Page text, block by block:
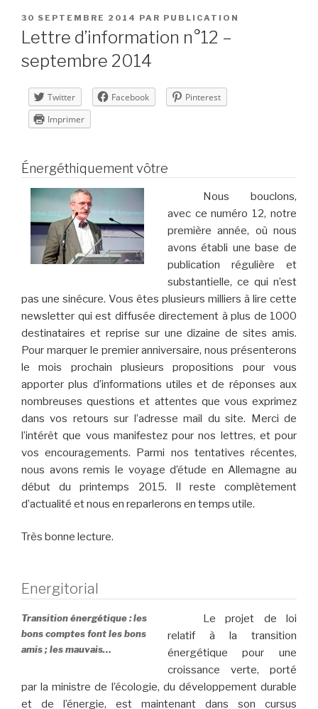
PUBLIÉ
LE
30 SEPTEMBRE 2014 PAR PUBLICATION
Lettre d’information n°12 –
septembre 2014
Twitter Facebook
Pinterest
Imprimer
Énergéthiquement vôtre
Nous bouclons,
avec ce numéro 12, notre
première année, où nous
avons établi une base de
publication régulière et
substantielle, ce qui n’est
pas une sinécure. Vous êtes plusieurs milliers à lire cette
newsletter qui est diffusée directement à plus de 1000
destinataires et reprise sur une dizaine de sites amis.
Pour marquer le premier anniversaire, nous présenterons
le mois prochain plusieurs propositions pour vous
apporter plus d’informations utiles et de réponses aux
nombreuses questions et attentes que vous exprimez
dans vos retours sur l’adresse mail du site. Merci de
l’intérêt que vous manifestez pour nos lettres, et pour
vos encouragements. Parmi nos tentatives récentes,
nous avons remis le voyage d’étude en Allemagne au
début du printemps 2015. Il reste complètement
d’actualité et nous en reparlerons en temps utile.
Très bonne lecture.
Energitorial
Transition énergétique : les
bons comptes font les bons
amis ; les mauvais…
Le projet de loi
relatif à la transition
énergétique pour une
croissance verte, porté
par la ministre de l’écologie, du développement durable
et de l’énergie, est maintenant dans son cursus